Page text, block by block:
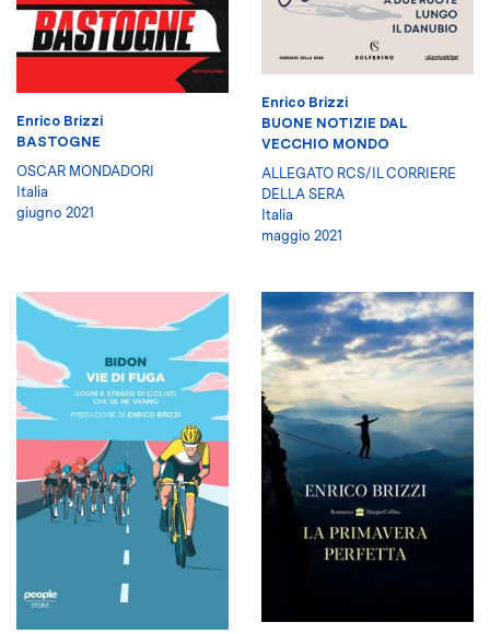
Enrico Brizzi
BASTOGNE
OSCAR MONDADORI
Italia
giugno 2021
Enrico Brizzi
BUONE NOTIZIE DAL
VECCHIO MONDO
ALLEGATO RCS/IL CORRIERE
DELLA SERA
Italia
maggio 2021